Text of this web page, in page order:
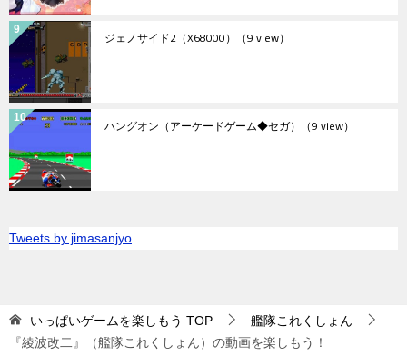
ジェノサイド2（X68000） （9 view）
ハングオン（アーケードゲーム◆セガ） （9 view）
Tweets by jimasanjyo
いっぱいゲームを楽しもう TOP
艦隊これくしょん
『綾波改二』（艦隊これくしょん）の動画を楽しもう！